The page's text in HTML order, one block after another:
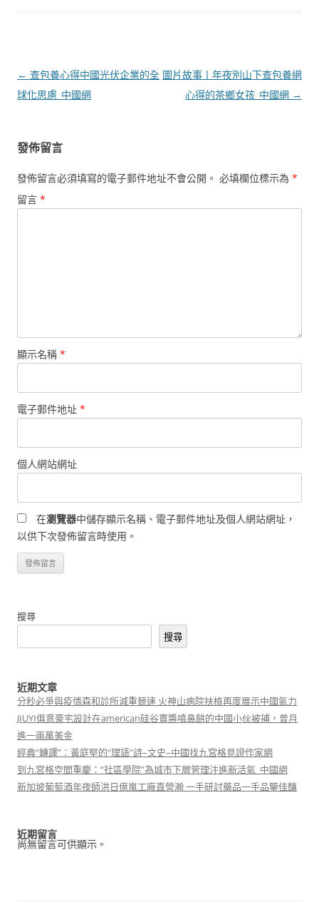
文
章
← 查包養心得中國光伏企業的全
球化思慮_中國網
圖片故事丨年夜別山下查包養網
心得的茶鄉女孩_中國網 →
發佈留言
發佈留言必須填寫的電子郵件地址不會公開。 必填欄位標示為 *
留言 *
顯示名稱 *
電子郵件地址 *
個人網站網址
在瀏覽器中儲存顯示名稱、電子郵件地址及個人網站網址，
以供下次發佈留言時使用。
搜尋
搜尋
近期文章
分秒必爭與疫情森和診所減重競速 火神山病院扶植再度展示中國氣力
JIUYI俱意豪宅設計在american硅谷賣醬噴鼻餅的中國小伙被捕，曾月
進一兩萬美金
經典“轉譯”：黃庭堅的“理語”詩–文史–中國找九宮格見證作家網
到九宮格空間重慶：“社區學院”為城市下層管理注進新活氣_中國網
新加坡葡萄酒年夜師洪日億嵐工廠直營瀚 一手研討藥品一手品鑒佳釀
近期留言
尚無留言可供顯示。